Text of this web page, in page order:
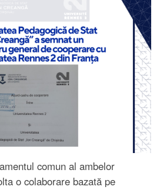
comun al ambelor
o colaborare bazată pe